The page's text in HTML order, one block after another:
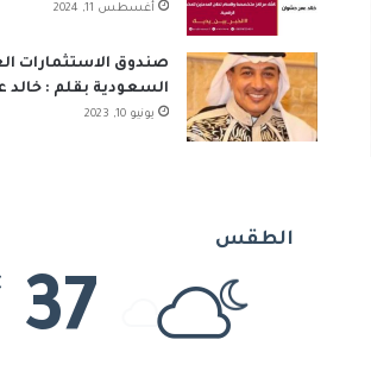
أغسطس 11, 2024
صندوق الاستثمارات
السعودية بقلم :
يونيو 10, 2023
الطقس
37